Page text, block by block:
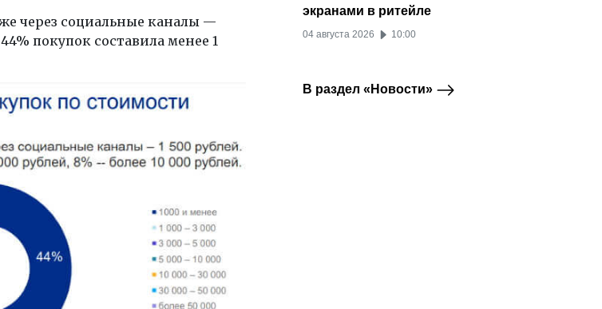
через социальные каналы —
покупок составила менее 1
экранами в ритейле
04 августа 2026 10:00
В раздел «Новости»